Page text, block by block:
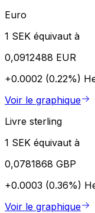
Euro
1 SEK équivaut à
0,0912488 EUR
+0.0002 (0.22%)
Voir le graphique
Livre sterling
1 SEK équivaut à
0,0781868 GBP
+0.0003 (0.36%)
Voir le graphique